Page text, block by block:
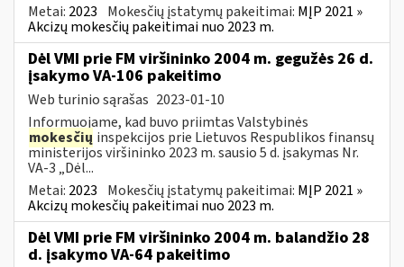
Metai: 2023 Mokesčių įstatymų pakeitimai: MĮP 2021 »
Akcizų mokesčių pakeitimai nuo 2023 m.
Dėl VMI prie FM viršininko 2004 m. gegužės 26 d.
įsakymo VA-106 pakeitimo
Web turinio sąrašas 2023-01-10
Informuojame, kad buvo priimtas Valstybinės
mokesčių inspekcijos prie Lietuvos Respublikos finansų
ministerijos viršininko 2023 m. sausio 5 d. įsakymas Nr.
VA-3 „Dėl...
Metai: 2023 Mokesčių įstatymų pakeitimai: MĮP 2021 »
Akcizų mokesčių pakeitimai nuo 2023 m.
Dėl VMI prie FM viršininko 2004 m. balandžio 28
d. įsakymo VA-64 pakeitimo